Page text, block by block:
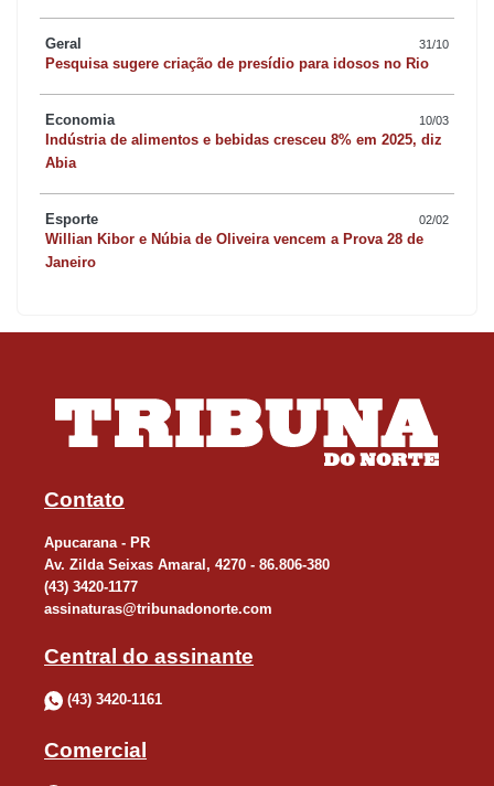
Geral 31/10
Pesquisa sugere criação de presídio para idosos no Rio
Economia 10/03
Indústria de alimentos e bebidas cresceu 8% em 2025, diz
Abia
Esporte 02/02
Willian Kibor e Núbia de Oliveira vencem a Prova 28 de
Janeiro
Contato
Apucarana - PR
Av. Zilda Seixas Amaral, 4270 - 86.806-380
(43) 3420-1177
assinaturas@tribunadonorte.com
Central do assinante
(43) 3420-1161
Comercial